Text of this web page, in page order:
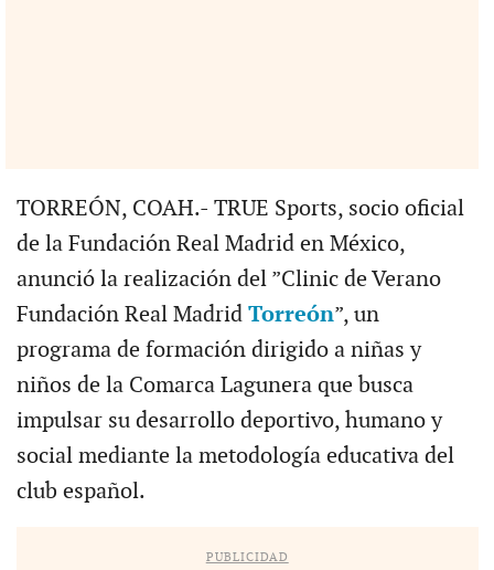
TORREÓN, COAH.- TRUE Sports, socio oficial
de la Fundación Real Madrid en México,
anunció la realización del ”Clinic de Verano
Fundación Real Madrid Torreón”, un
programa de formación dirigido a niñas y
niños de la Comarca Lagunera que busca
impulsar su desarrollo deportivo, humano y
social mediante la metodología educativa del
club español.
PUBLICIDAD